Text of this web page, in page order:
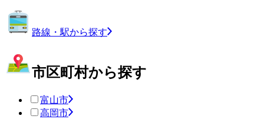
路線・駅から探す
市区町村から探す
富山市
高岡市